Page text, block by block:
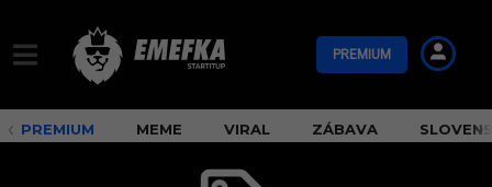
PREMIUM
PREMIUM MEME VIRAL ZÁBAVA